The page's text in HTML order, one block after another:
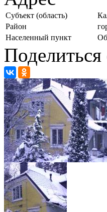
Субъект (область)
Район
Населенный пункт
Поделиться